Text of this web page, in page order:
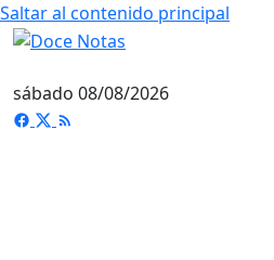
Saltar al contenido principal
sábado 08/08/2026